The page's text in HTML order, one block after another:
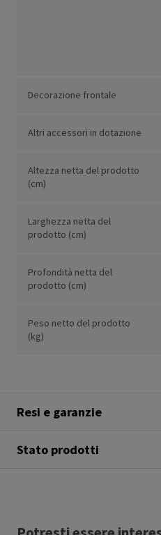
Decorazione frontale
Altri accessori in dotazione
Altezza netta del prodotto
(cm)
Larghezza netta del
prodotto (cm)
Profondità netta del
prodotto (cm)
Peso netto del prodotto
(kg)
Resi e garanzie
Stato prodotti